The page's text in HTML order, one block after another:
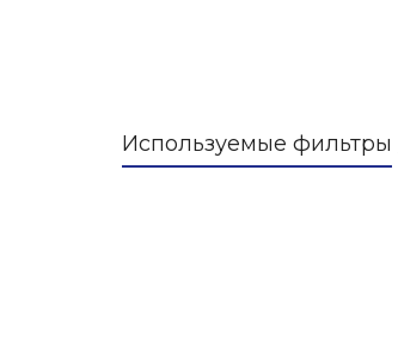
Используемые фильтры